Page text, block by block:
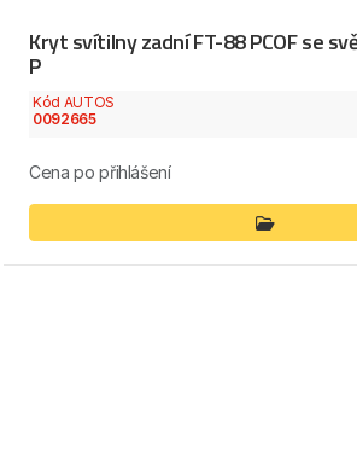
Kryt svítilny zadní FT-88 PCOF se
P
Kód AUTOS
0092665
Cena po přihlášení